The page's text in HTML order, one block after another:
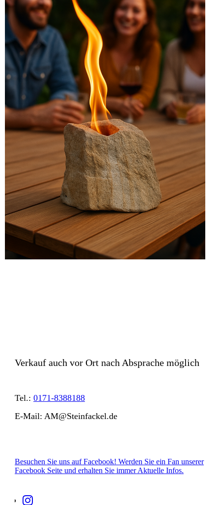
Verkauf auch vor Ort nach Absprache möglich
Tel.: 0171-8388188
E-Mail: AM@Steinfackel.de
Besuchen Sie uns auf Facebook! Werden Sie ein Fan unserer
Facebook Seite und erhalten Sie immer Aktuelle Infos.